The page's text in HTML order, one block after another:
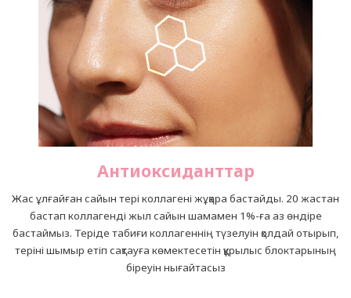
Антиоксиданттар
Жас ұлғайған сайын тері коллагені жұқара бастайды. 20 жастан
бастап коллагенді жыл сайын шамамен 1%-ға аз өндіре
бастаймыз. Теріде табиғи коллагеннің түзелуін қолдай отырып,
теріні шымыр етіп сақтауға көмектесетін құрылыс блоктарының
біреуін нығайтасыз